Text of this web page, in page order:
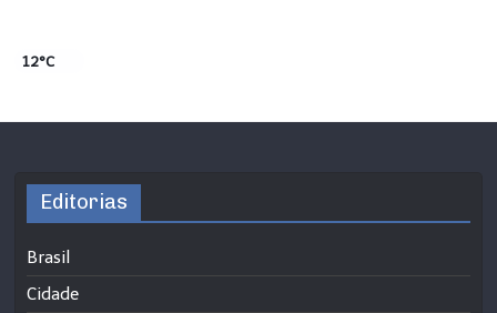
12°C
Editorias
Brasil
Cidade